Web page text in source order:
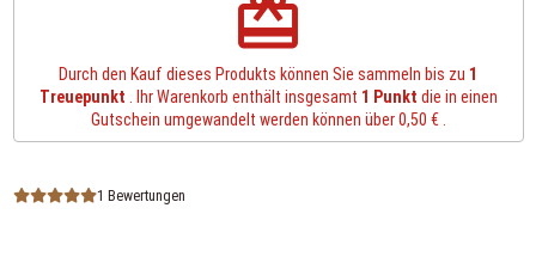
redeem
Durch den Kauf dieses Produkts können Sie sammeln bis zu 1
Treuepunkt . Ihr Warenkorb enthält insgesamt 1 Punkt die in einen
Gutschein umgewandelt werden können über0,50 €.
1 Bewertungen